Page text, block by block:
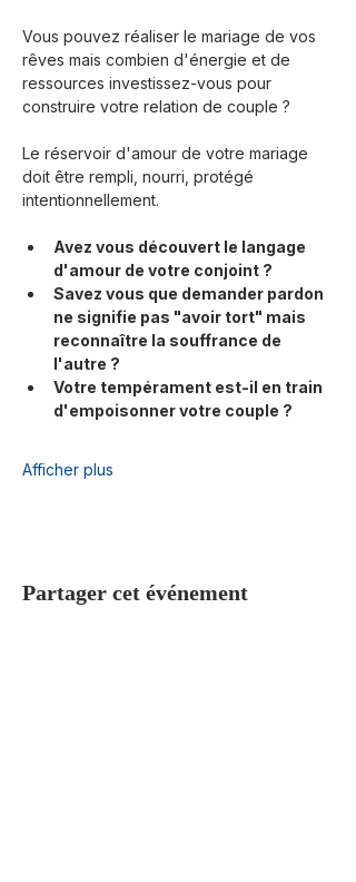
Vous pouvez réaliser le mariage de vos
rêves mais combien d'énergie et de
ressources investissez-vous pour
construire votre relation de couple ?
Le réservoir d'amour de votre mariage
doit être rempli, nourri, protégé
intentionnellement.
Avez vous découvert le langage
d'amour de votre conjoint ?
Savez vous que demander pardon
ne signifie pas "avoir tort" mais
reconnaître la souffrance de
l'autre ?
Votre tempérament est-il en train
d'empoisonner votre couple ?
Afficher plus
Partager cet événement